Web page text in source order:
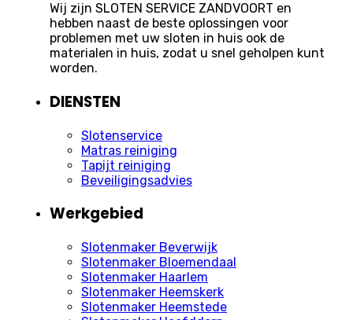
Wij zijn SLOTEN SERVICE ZANDVOORT en
hebben naast de beste oplossingen voor
problemen met uw sloten in huis ook de
materialen in huis, zodat u snel geholpen kunt
worden.
DIENSTEN
Slotenservice
Matras reiniging
Tapijt reiniging
Beveiligingsadvies
Werkgebied
Slotenmaker Beverwijk
Slotenmaker Bloemendaal
Slotenmaker Haarlem
Slotenmaker Heemskerk
Slotenmaker Heemstede